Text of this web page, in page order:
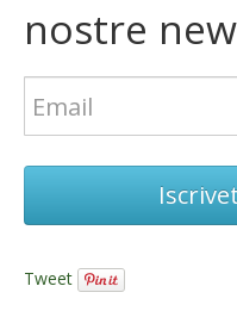
nostre
Tweet